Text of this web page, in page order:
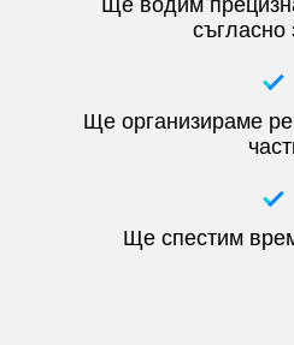
съгласно
Ще организираме
Ще спестим